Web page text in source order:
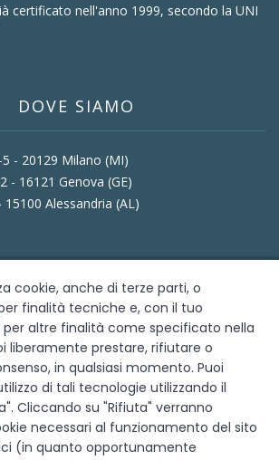
certificato nell'anno 1999, secondo la UNI
DOVE SIAMO
- 20129 Milano (MI)
- 16121 Genova (GE)
15100 Alessandria (AL)
RECAPITI
cookie, anche di terze parti, o
finalità tecniche e, con il tuo
per altre finalità come specificato nella
liberamente prestare, rifiutare o
in qualsiasi momento. Puoi
di tali tecnologie utilizzando il
Cliccando su "Rifiuta" verranno
necessari al funzionamento del sito
(in quanto opportunamente